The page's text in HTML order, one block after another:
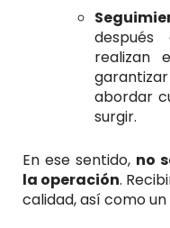
realizan
abordar
surgir.
En ese sentido, no
la operación.
calidad, así como